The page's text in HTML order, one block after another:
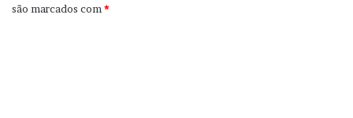
são marcados com*